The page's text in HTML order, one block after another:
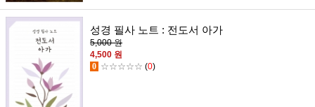
성경 필사 노트 : 전도서 아가
5,000 원
4,500 원
0 ☆☆☆☆☆ (0)